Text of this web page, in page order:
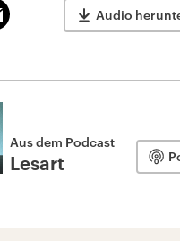
Audio
Aus dem Podcast
Lesart